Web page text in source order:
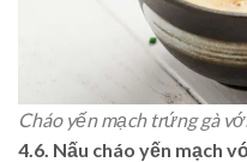
Cháo yến mạch trứng gà
4.6. Nấu cháo yến mạch